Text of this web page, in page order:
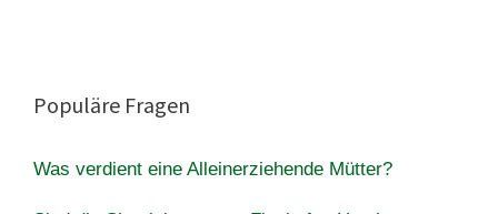
Populäre Fragen
Was verdient eine Alleinerziehende Mütter?